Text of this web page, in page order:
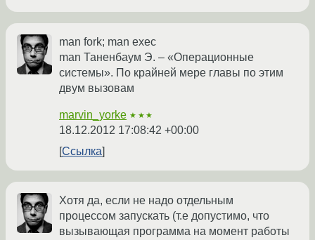
man fork; man exec
man Таненбаум Э. – «Операционные
системы». По крайней мере главы по этим
двум вызовам
marvin_yorke ★★★
18.12.2012 17:08:42 +00:00
Ссылка
Хотя да, если не надо отдельным
процессом запускать (т.е допустимо, что
вызывающая программа на момент работы